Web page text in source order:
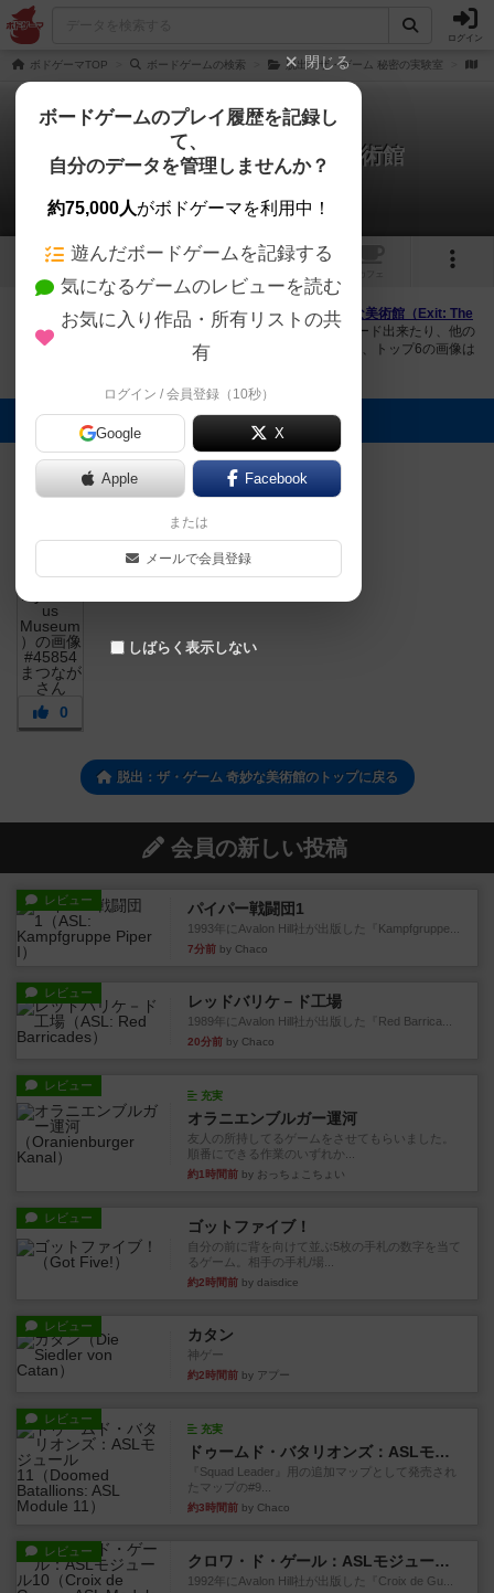
ログイン
ボドゲーマTOP ボードゲームの検索 脱出：ザ・ゲーム 秘密の実験室
脱出：ザ・ゲーム 奇妙な美術館
1件の画像
1
ボドゲーマにログインすると、 「脱出：ザ・ゲーム 奇妙な美術館（Exit: The
Game – The Mysterious Museum）」
の画像をアップロード出来たり、他の
ユーザーの投稿画像に評価を付けることができます。また、トップ6の画像は
トップに表示される画像
まつなが
0
脱出：ザ・ゲーム 奇妙な美術館のトップに戻る
会員の新しい投稿
レビュー パイパー戦闘団1
1993年にAvalon Hill社が出版した『Kampfgruppe...
7分前 by Chaco
レビュー レッドバリケ－ド工場
1989年にAvalon Hill社が出版した『Red Barrica...
20分前 by Chaco
レビュー
充実
オラニエンブルガー運河
友人の所持してるゲームをさせてもらいました。
順番にできる作業のいずれか...
約1時間前 by おっちょこちょい
レビュー ゴットファイブ！
自分の前に背を向けて並ぶ5枚の手札の数字を当て
るゲーム。相手の手札/場...
約2時間前 by daisdice
レビュー カタン
神ゲー
約2時間前 by アプー
レビュー
充実
ドゥームド・バタリオンズ：ASLモジュール11
『Squad Leader』用の追加マップとして発売され
たマップの#9...
約3時間前 by Chaco
レビュー
クロワ・ド・ゲール：ASLモジュール10
1992年にAvalon Hill社が出版した『Croix de Gu...
閉じる
ボードゲームのプレイ履歴を記録し
て、
自分のデータを管理しませんか？
約75,000人がボドゲーマを利用中！
遊んだボードゲームを記録する
気になるゲームのレビューを読む
お気に入り作品・所有リストの共
有
ログイン / 会員登録（10秒）
Google X
Apple Facebook
または
メールで会員登録
しばらく表示しない